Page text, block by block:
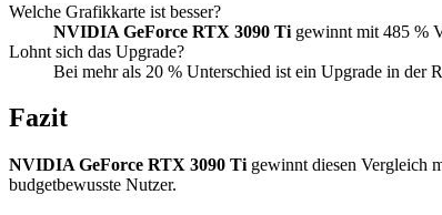
Welche Grafikkarte ist besser?
NVIDIA GeForce RTX 3090 Ti gewinnt mit 485 %
Lohnt sich das Upgrade?
Bei mehr als 20 % Unterschied ist ein Upgrade in der
Fazit
NVIDIA GeForce RTX 3090 Ti gewinnt diesen Vergleich
budgetbewusste Nutzer.